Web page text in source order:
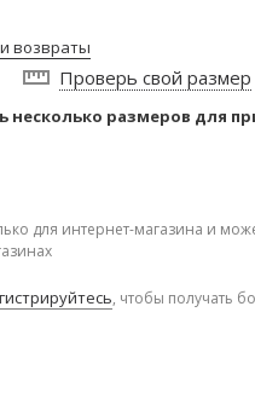
возвраты
Проверь свой размер
несколько размеров для
для интернет-магазина и
, чтобы получать